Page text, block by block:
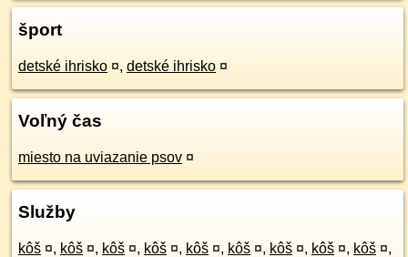
šport
detské ihrisko ¤, detské ihrisko ¤
Voľný čas
miesto na uviazanie psov ¤
Služby
kôš ¤, kôš ¤, kôš ¤, kôš ¤, kôš ¤, kôš ¤, kôš ¤, kôš ¤, kôš ¤,